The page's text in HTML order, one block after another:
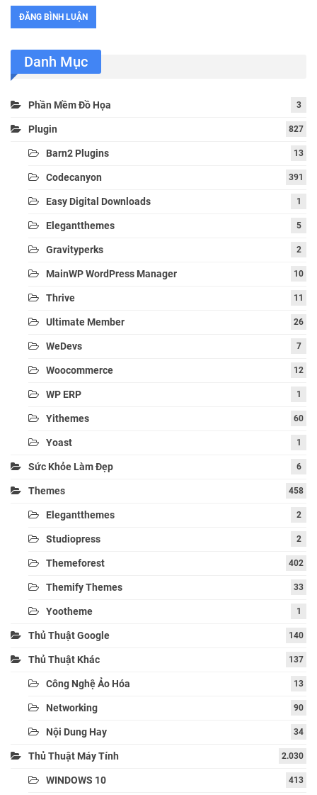
Danh Mục
Phần Mềm Đồ Họa 3
Plugin 827
Barn2 Plugins 13
Codecanyon 391
Easy Digital Downloads 1
Elegantthemes 5
Gravityperks 2
MainWP WordPress Manager 10
Thrive 11
Ultimate Member 26
WeDevs 7
Woocommerce 12
WP ERP 1
Yithemes 60
Yoast 1
Sức Khỏe Làm Đẹp 6
Themes 458
Elegantthemes 2
Studiopress 2
Themeforest 402
Themify Themes 33
Yootheme 1
Thủ Thuật Google 140
Thủ Thuật Khác 137
Công Nghệ Ảo Hóa 13
Networking 90
Nội Dung Hay 34
Thủ Thuật Máy Tính 2.030
WINDOWS 10 413